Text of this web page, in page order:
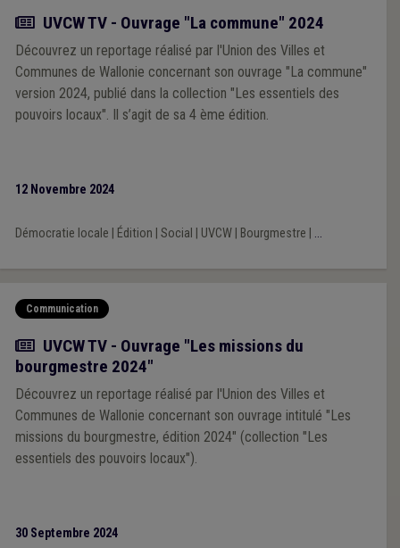
Actualité
UVCW TV - Ouvrage "La commune" 2024
Découvrez un reportage réalisé par l'Union des Villes et
Communes de Wallonie concernant son ouvrage "La commune"
version 2024, publié dans la collection "Les essentiels des
pouvoirs locaux". Il s’agit de sa 4 ème édition.
12 Novembre 2024
Démocratie locale Édition Social UVCW| Bourgmestre ...
Communication
Actualité
UVCW TV - Ouvrage "Les missions du
bourgmestre 2024"
Découvrez un reportage réalisé par l'Union des Villes et
Communes de Wallonie concernant son ouvrage intitulé "Les
missions du bourgmestre, édition 2024" (collection "Les
essentiels des pouvoirs locaux").
30 Septembre 2024